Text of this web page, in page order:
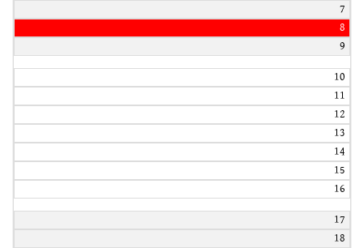
7
8
9
10
11
12
13
14
15
16
17
18